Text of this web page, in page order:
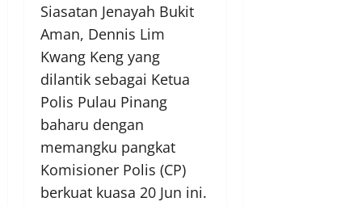
Siasatan Jenayah Bukit
Aman, Dennis Lim
Kwang Keng yang
dilantik sebagai Ketua
Polis Pulau Pinang
baharu dengan
memangku pangkat
Komisioner Polis (CP)
berkuat kuasa 20 Jun ini.